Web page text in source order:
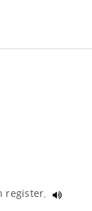
register.